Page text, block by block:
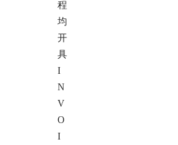
程
均
开
具
I
N
V
O
I